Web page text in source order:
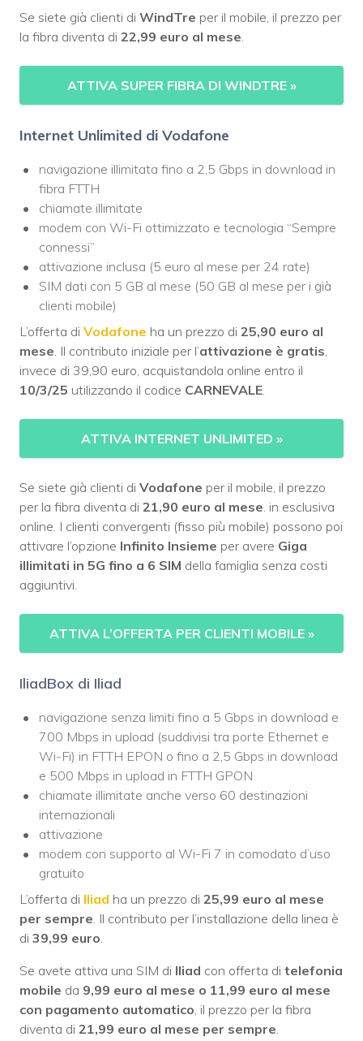
Se siete già clienti di WindTre per il mobile, il prezzo per
la fibra diventa di 22,99 euro al mese
ATTIVA SUPER FIBRA DI WINDTRE »
Internet Unlimited di Vodafone
navigazione illimitata fino a 2,5 Gbps in download in
fibra FTTH
chiamate illimitate
modem con Wi-Fi ottimizzato e tecnologia “Sempre
connessi”
attivazione inclusa (5 euro al mese per 24 rate)
SIM dati con 5 GB al mese (50 GB al mese per i già
clienti mobile)
L’offerta di Vodafone ha un prezzo di 25,90 euro al
mese . Il contributo iniziale per l’attivazione è gratis
invece di 39,90 euro, acquistandola online entro il
10/3/25 utilizzando il codice CARNEVALE
ATTIVA INTERNET UNLIMITED »
Se siete già clienti di Vodafone per il mobile, il prezzo
per la fibra diventa di 21,90 euro al mese . in esclusiva
online. I clienti convergenti (fisso più mobile) possono poi
attivare l’opzione Infinito Insieme per avere Giga
illimitati in 5G fino a 6 SIM della famiglia senza costi
aggiuntivi.
ATTIVA L’OFFERTA PER CLIENTI MOBILE »
IliadBox di Iliad
navigazione senza limiti fino a 5 Gbps in download e
700 Mbps in upload (suddivisi tra porte Ethernet e
Wi-Fi) in FTTH EPON o fino a 2,5 Gbps in download
e 500 Mbps in upload in FTTH GPON
chiamate illimitate anche verso 60 destinazioni
internazionali
attivazione
modem con supporto al Wi-Fi 7 in comodato d’uso
gratuito
L’offerta di Iliad ha un prezzo di 25,99 euro al mese
per sempre . Il contributo per l’installazione della linea è
di 39,99 euro
Se avete attiva una SIM di Iliad con offerta di telefonia
mobile da 9,99 euro al mese o 11,99 euro al mese
con pagamento automatico , il prezzo per la fibra
diventa di 21,99 euro al mese per sempre